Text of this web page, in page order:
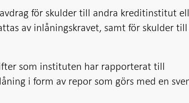
för skulder till andra kreditinstitut
av inlåningskravet, samt för skulder till
som instituten har rapporterat till
i form av repor som görs med en